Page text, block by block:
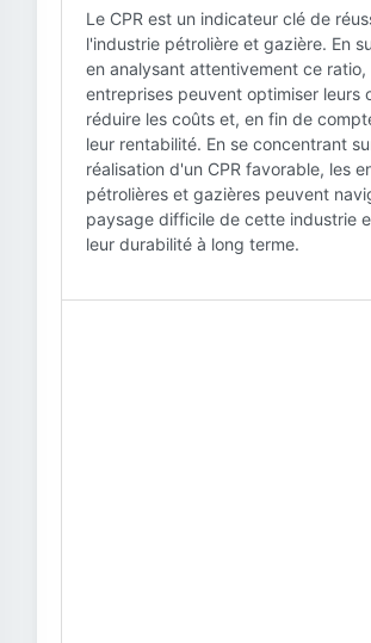
Le CPR est un indicateur clé de
l'industrie pétrolière et gazière. En
en analysant attentivement ce ratio,
entreprises peuvent optimiser leurs
réduire les coûts et, en fin de
leur rentabilité. En se concentrant
réalisation d'un CPR favorable, les
pétrolières et gazières peuvent
paysage difficile de cette industrie
leur durabilité à long terme.